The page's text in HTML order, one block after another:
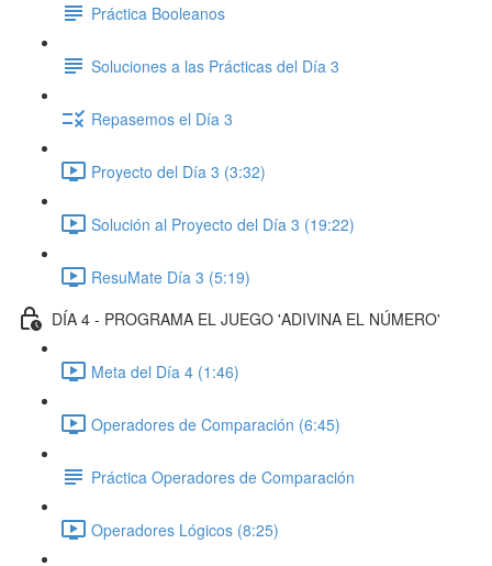
Práctica Booleanos
Soluciones a las Prácticas del Día 3
Repasemos el Día 3
Proyecto del Día 3 (3:32)
Solución al Proyecto del Día 3 (19:22)
ResuMate Día 3 (5:19)
DÍA 4 - PROGRAMA EL JUEGO 'ADIVINA EL NÚMERO'
Meta del Día 4 (1:46)
Operadores de Comparación (6:45)
Práctica Operadores de Comparación
Operadores Lógicos (8:25)